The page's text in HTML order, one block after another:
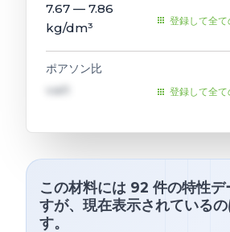
7.67 — 7.86
kg/dm³
登録して全
ポアソン比
val1 登録して全
この材料には 92 件の特性デ
すが、現在表示されている
す。